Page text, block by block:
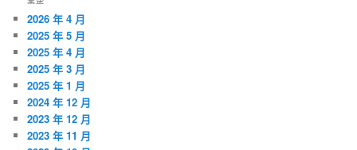
2026 年 4 月
2025 年 5 月
2025 年 4 月
2025 年 3 月
2025 年 1 月
2024 年 12 月
2023 年 12 月
2023 年 11 月